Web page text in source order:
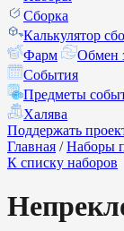
Сборка
Калькулятор
Фарм
Обмен
События
Предметы
Халява
Поддержать
Главная / Наборы
К списку наборов